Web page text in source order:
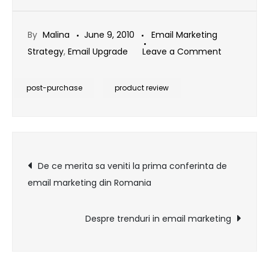
By Malina June 9, 2010
Email Marketing
Strategy, Email Upgrade Leave a Comment
dupa
cumparat
post-purchase product review
Post
navigation
De ce merita sa veniti la prima conferinta de
email marketing din Romania
Despre trenduri in email marketing